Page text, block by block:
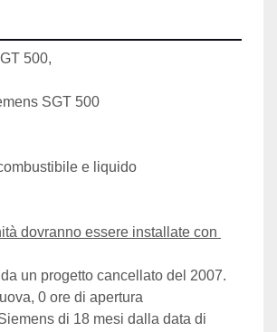
500,
SGT 500
e liquido
dovranno essere installate con
un progetto cancellato del 2007.
0 ore di apertura
di 18 mesi dalla data di